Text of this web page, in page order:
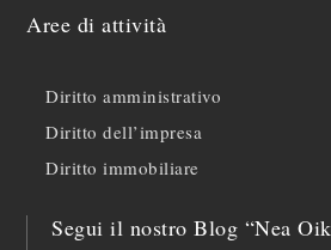
Aree di attività
Diritto amministrativo
Diritto dell’impresa
Diritto immobiliare
Segui il nostro Blog “Nea